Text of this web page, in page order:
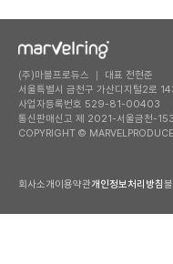
(주)마블프로듀스 ｜ 대표 전현준
서울특별시 금천구 가산디지털2로
사업자등록번호 529-81-00403
통신판매신고 제 2021-서울금천-
COPYRIGHT ©
회사소개이용약관개인정보처리방침